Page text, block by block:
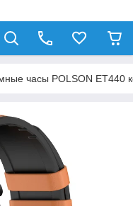
часы POLSON ET440